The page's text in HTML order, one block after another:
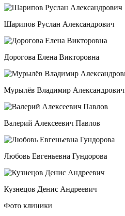
Шарипов Руслан Александрович
Дорогова Елена Викторовна
Мурылёв Владимир Александрович
Валерий Алексеевич Павлов
Любовь Евгеньевна Гундорова
Кузнецов Денис Андреевич
Фото клиники